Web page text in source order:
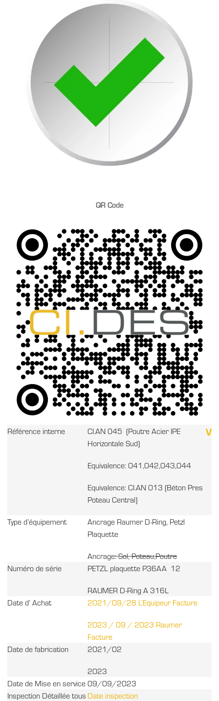
QR Code
Référence interne
CI.AN 045 (Poutre Acier IPE
Horizontale Sud)
Equivalence: 041,042,043,044
Equivalence: CI.AN 013 (Béton Pres
Poteau Central)
V
Type d’équipement
Ancrage Raumer D-Ring, Petzl
Plaquette
Ancrage: Sol, Poteau,Poutre
Numéro de série
PETZL plaquette P36AA 12
RAUMER D-Ring A 316L
Date d’ Achat
2021/09/28 L’Equipeur Facture
2023 / 09 / 2023 Raumer
Facture
Date de fabrication
2021/02
2023
Date de Mise en service09/09/2023
Inspection Détaillée tous Date inspection